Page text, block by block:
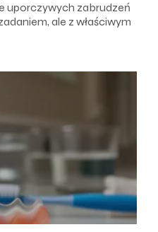
uporczywych zabrudzeń
ale z właściwym